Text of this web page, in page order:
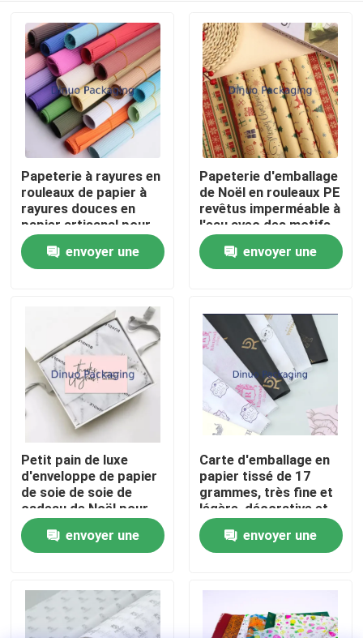
Maison
Produits
Vidéos
À propos de nous
Visite de l'usine
Contrôle qualité
Contactez-nous
Nouvelles
Bulle Mailing sacs
Papeterie à rayures en
rouleaux de papier à
rayures douces en
papier artisanal pour
l'emballage de fleurs
envoyer une
Papeterie d'emballage
de Noël en rouleaux PE
revêtus imperméable à
l'eau avec des motifs
de Noël classiques
pour l'emballage de
cadeaux artisanat
envoyer une
Petit pain de luxe
d'enveloppe de papier
de soie de soie de
cadeau de Noël pour
l'emballage de jouet
d'habillement de
chaussure
envoyer une
Carte d'emballage en
papier tissé de 17
grammes, très fine et
légère, décorative et
protectrice
envoyer une